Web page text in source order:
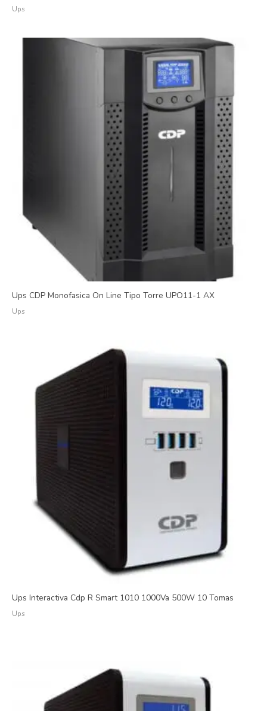
Ups
Ups CDP Monofasica On Line Tipo Torre UPO11-1 AX
Ups
Ups Interactiva Cdp R Smart 1010 1000Va 500W 10 Tomas
Ups